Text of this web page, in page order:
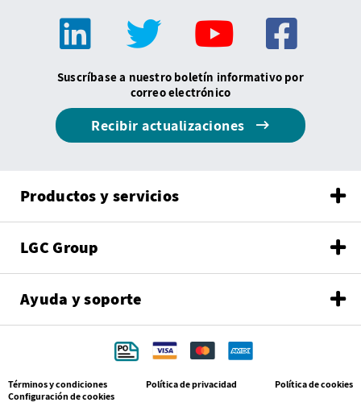
Suscríbase a nuestro boletín informativo por
correo electrónico
Recibir actualizaciones
Productos y servicios
LGC Group
Ayuda y soporte
Términos y condiciones Política de privacidad
Política de cookies
Configuración de cookies